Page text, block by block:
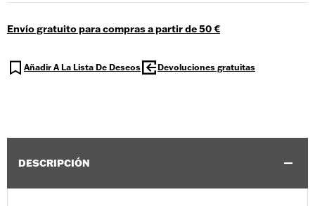
Envío gratuito para compras a partir de 50 €
Añadir A La Lista De Deseos Devoluciones gratuitas
DESCRIPCIÓN